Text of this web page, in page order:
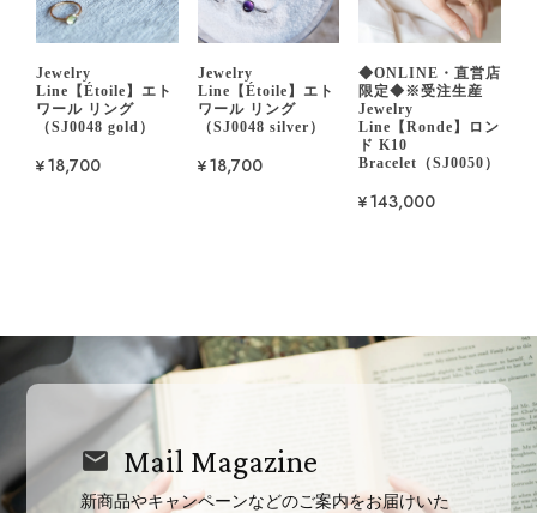
Jewelry
Line【Étoile】エト
ワール リング
（SJ0048 gold）
¥18,700
Jewelry
Line【Étoile】エト
ワール リング
（SJ0048 silver）
¥18,700
◆ONLINE・直営店
限定◆※受注生産
Jewelry
Line【Ronde】ロン
ド K10
Bracelet（SJ0050）
¥143,000
Mail Magazine
新商品やキャンペーンなどのご案内をお届けいた